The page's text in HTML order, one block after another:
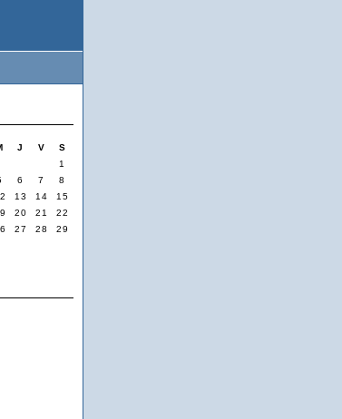
J V
S
1
6 7
8
13 14
15
20 21
22
27 28
29